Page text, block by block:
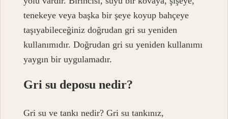
tenekeye veya başka bir şeye koyup bahçeye
taşıyabileceğiniz doğrudan gri su yeniden
kullanımıdır. Doğrudan gri su yeniden kullanımı
yaygın bir uygulamadır.
Gri su deposu nedir?
Gri su ve tankı nedir? Gri su tankınız,